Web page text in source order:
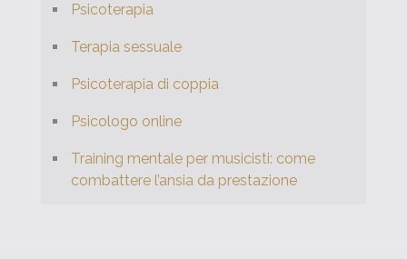
Psicoterapia
Terapia sessuale
Psicoterapia di coppia
Psicologo online
Training mentale per musicisti: come
combattere l’ansia da prestazione